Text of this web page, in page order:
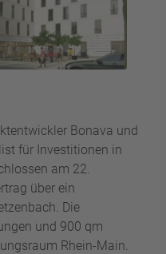
Bonava und
für Investitionen in
am 22.
über ein
Die
und 900 qm
Rhein-Main.